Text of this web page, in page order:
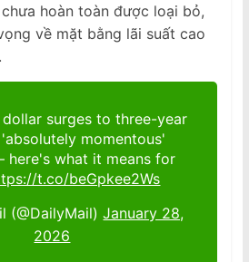
hoàn toàn được loại bỏ,
về mặt bằng lãi suất cao
dollar surges to three-year
momentous'
here's what it means for
t.co/beGpkee2Ws
(@DailyMail)January 28,
2026